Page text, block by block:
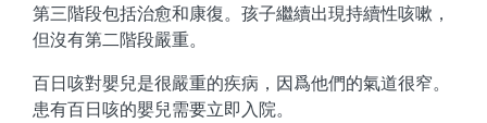
第三階段包括治愈和康復。孩子繼續出現持續性咳嗽，
但沒有第二階段嚴重。
百日咳對嬰兒是很嚴重的疾病，因爲他們的氣道很窄。
患有百日咳的嬰兒需要立即入院。